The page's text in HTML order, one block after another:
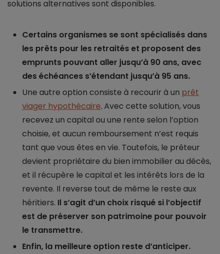
solutions alternatives sont disponibles.
Certains organismes se sont spécialisés dans
les prêts pour les retraités et proposent des
emprunts pouvant aller jusqu’à 90 ans, avec
des échéances s’étendant jusqu’à 95 ans.
Une autre option consiste à recourir à un prêt
viager hypothécaire.Avec cette solution, vous
recevez un capital ou une rente selon l’option
choisie, et aucun remboursement n’est requis
tant que vous êtes en vie. Toutefois, le prêteur
devient propriétaire du bien immobilier au décès,
et il récupère le capital et les intérêts lors de la
revente. Il reverse tout de même le reste aux
héritiers. Il s’agit d’un choix risqué si l’objectif
est de préserver son patrimoine pour pouvoir
le transmettre.
Enfin, la meilleure option reste d’anticiper.